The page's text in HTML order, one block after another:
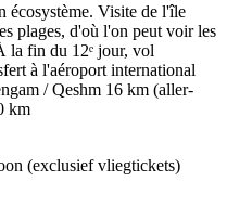
écosystème. Visite de l'île
plages, d'où l'on peut voir les
la fin du 12ᵉ jour, vol
à l'aéroport international
/ Qeshm 16 km (aller-
km
(exclusief vliegtickets)